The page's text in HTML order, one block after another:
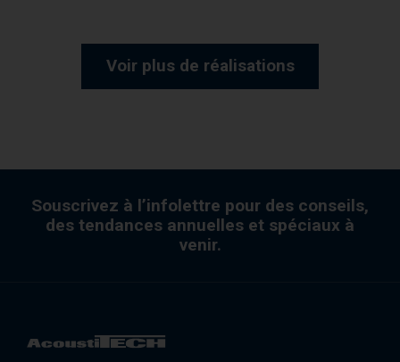
Voir plus de réalisations
Souscrivez à l’infolettre pour des conseils,
des tendances annuelles et spéciaux à
venir.